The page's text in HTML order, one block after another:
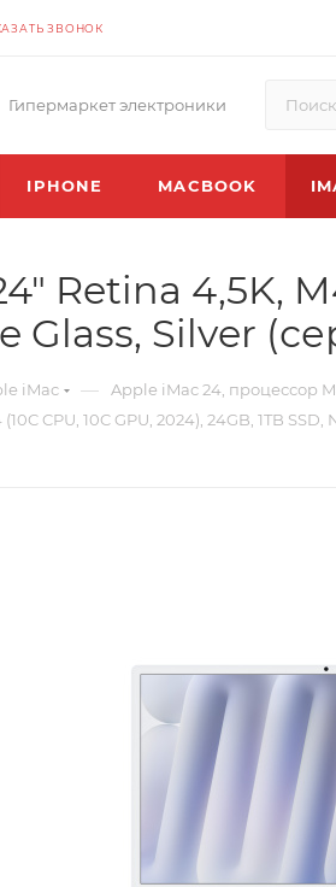
ЗВОНОК
Гипермаркет электроники
IPHONE MACBOOK
Retina 4,5K,
Glass, Silver
iMac — Apple iMac 24, процессор
CPU, 10C GPU, 2024), 24GB, 1TB